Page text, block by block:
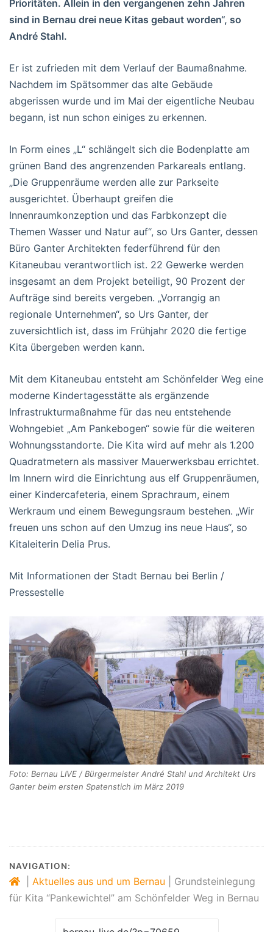
Prioritäten. Allein in den vergangenen zehn Jahren
sind in Bernau drei neue Kitas gebaut worden“, so
André Stahl.
Er ist zufrieden mit dem Verlauf der Baumaßnahme.
Nachdem im Spätsommer das alte Gebäude
abgerissen wurde und im Mai der eigentliche Neubau
begann, ist nun schon einiges zu erkennen.
In Form eines „L“ schlängelt sich die Bodenplatte am
grünen Band des angrenzenden Parkareals entlang.
„Die Gruppenräume werden alle zur Parkseite
ausgerichtet. Überhaupt greifen die
Innenraumkonzeption und das Farbkonzept die
Themen Wasser und Natur auf“, so Urs Ganter, dessen
Büro Ganter Architekten federführend für den
Kitaneubau verantwortlich ist. 22 Gewerke werden
insgesamt an dem Projekt beteiligt, 90 Prozent der
Aufträge sind bereits vergeben. „Vorrangig an
regionale Unternehmen“, so Urs Ganter, der
zuversichtlich ist, dass im Frühjahr 2020 die fertige
Kita übergeben werden kann.
Mit dem Kitaneubau entsteht am Schönfelder Weg eine
moderne Kindertagesstätte als ergänzende
Infrastrukturmaßnahme für das neu entstehende
Wohngebiet „Am Pankebogen“ sowie für die weiteren
Wohnungsstandorte. Die Kita wird auf mehr als 1.200
Quadratmetern als massiver Mauerwerksbau errichtet.
Im Innern wird die Einrichtung aus elf Gruppenräumen,
einer Kindercafeteria, einem Sprachraum, einem
Werkraum und einem Bewegungsraum bestehen. „Wir
freuen uns schon auf den Umzug ins neue Haus“, so
Kitaleiterin Delia Prus.
Mit Informationen der Stadt Bernau bei Berlin /
Pressestelle
Foto: Bernau LIVE / Bürgermeister André Stahl und Architekt Urs
Ganter beim ersten Spatenstich im März 2019
NAVIGATION:
Aktuelles aus und um Bernau
Grundsteinlegung
für Kita “Pankewichtel” am Schönfelder Weg in Bernau